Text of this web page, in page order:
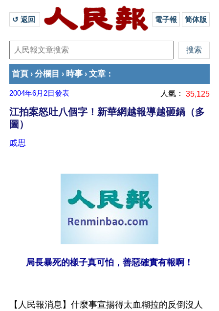
↺ 返回 電子報 简体版
首頁 › 分欄目 › 時事 › 文章 ：
2004年6月2日發表 人氣： 35,125
江拍案怒吐八個字！新華網越報導越砸鍋（多
圖）
戚思
局長暴死的樣子真可怕，善惡確實有報啊！
【人民報消息】什麼事宣揚得太血糊拉的反倒沒人